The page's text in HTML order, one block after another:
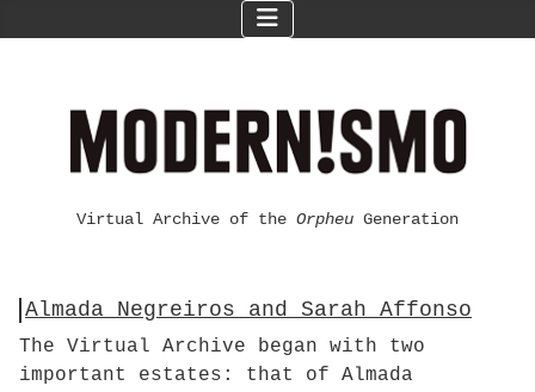
Virtual Archive of the Orpheu Generation
Almada Negreiros and Sarah Affonso
The Virtual Archive began with two
important estates: that of Almada